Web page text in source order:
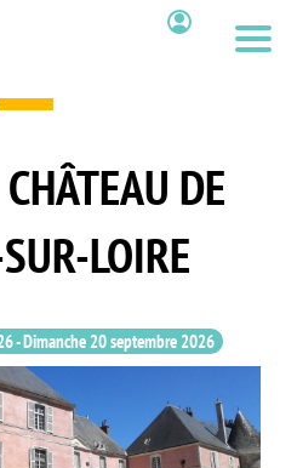
DE
LOIRE
-Dimanche 20 septembre 2026